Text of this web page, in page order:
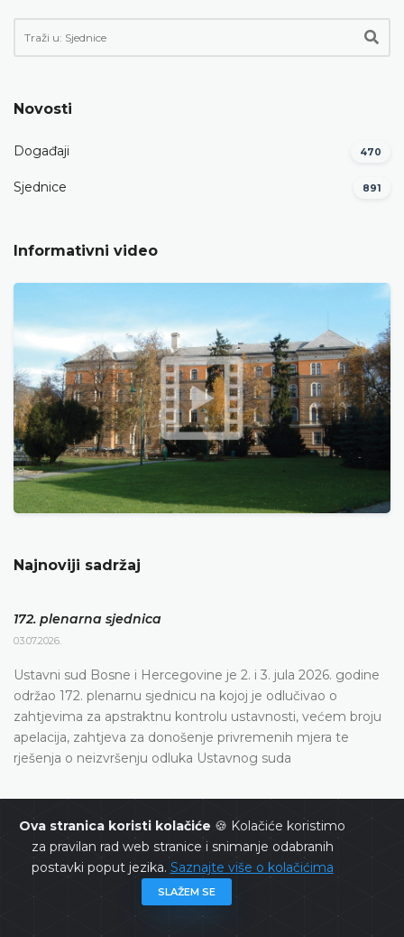
Ova stranica koristi kolačiće 🍪 Kolačiće koristimo
za pravilan rad web stranice i snimanje odabranih
postavki poput jezika. Saznajte više o kolačićima
SLAŽEM SE
Novosti
Događaji 470
Sjednice 891
Informativni video
Najnoviji sadržaj
172. plenarna sjednica
03.07.2026.
Ustavni sud Bosne i Hercegovine je 2. i 3. jula 2026. godine
održao 172. plenarnu sjednicu na kojoj je odlučivao o
zahtjevima za apstraktnu kontrolu ustavnosti, većem broju
apelacija, zahtjeva za donošenje privremenih mjera te
rješenja o neizvršenju odluka Ustavnog suda
Dnevni red 172. plenarne sjednice
23.06.2026.
Ustavni sud Bosne i Hercegovine održat će 172. plenarnu
sjednicu 2. i 3. jula 2026. godine